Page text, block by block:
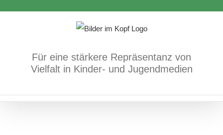
Für eine stärkere Repräsentanz von
Vielfalt in Kinder- und Jugendmedien